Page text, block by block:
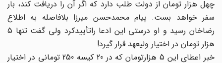
چهل هزار تومان از دولت طلب دارد که اگر آن را دریافت کند، بار
سفر خواهد بست. پیام محمد‌حسن میرزا بلافاصله به اطلاع
رضاخان رسید و او درستی این ادعا راتأییدکرد ولی گفت تنها 5
هزار تومان در اختیار ولیعهد قرار گیرد!
خبر اعطای این 5 هزارتومان که در 20 کیسه 250 تومانی در اختیار